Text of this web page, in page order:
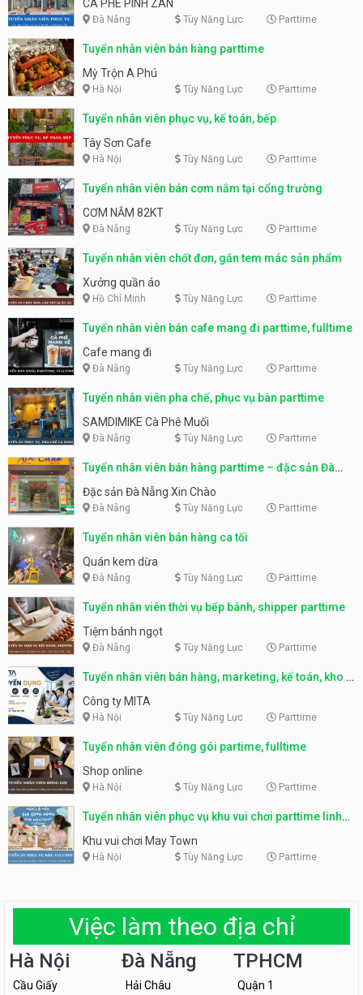
CÀ PHÊ PÌNH ZÂN
Đà Nẵng Tùy Năng Lực Parttime
Tuyển nhân viên bán hàng parttime
Mỳ Trộn A Phú
Hà Nội Tùy Năng Lực Parttime
Tuyển nhân viên phục vụ, kế toán, bếp
Tây Sơn Cafe
Hà Nội Tùy Năng Lực Parttime
Tuyển nhân viên bán cơm nắm tại cổng trường
CƠM NẮM 82KT
Đà Nẵng Tùy Năng Lực Parttime
Tuyển nhân viên chốt đơn, gắn tem mác sản phẩm
Xưởng quần áo
Hồ Chí Minh Tùy Năng Lực Parttime
Tuyển nhân viên bán cafe mang đi parttime, fulltime
Cafe mang đi
Đà Nẵng Tùy Năng Lực Parttime
Tuyển nhân viên pha chế, phục vụ bàn parttime
SAMDIMIKE Cà Phê Muối
Đà Nẵng Tùy Năng Lực Parttime
Tuyển nhân viên bán hàng parttime – đặc sản Đà
Nẵng
Đặc sản Đà Nẵng Xin Chào
Đà Nẵng Tùy Năng Lực Parttime
Tuyển nhân viên bán hàng ca tối
Quán kem dừa
Đà Nẵng Tùy Năng Lực Parttime
Tuyển nhân viên thời vụ bếp bánh, shipper parttime
Tiệm bánh ngọt
Đà Nẵng Tùy Năng Lực Parttime
Tuyển nhân viên bán hàng, marketing, kế toán, kho –
parttime, fulltime
Công ty MITA
Hà Nội Tùy Năng Lực Parttime
Tuyển nhân viên đóng gói partime, fulltime
Shop online
Hà Nội Tùy Năng Lực Parttime
Tuyển nhân viên phục vụ khu vui chơi parttime linh
động
Khu vui chơi May Town
Hà Nội Tùy Năng Lực Parttime
Việc làm theo địa chỉ
Hà Nội
Cầu Giấy
Đà Nẵng
Hải Châu
TPHCM
Quận 1